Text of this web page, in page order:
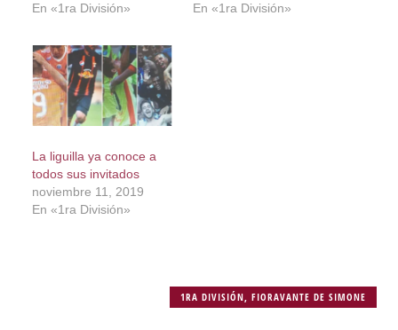
En «1ra División»
En «1ra División»
La liguilla ya conoce a
todos sus invitados
noviembre 11, 2019
En «1ra División»
1RA DIVISIÓN ,FIORAVANTE DE SIMONE